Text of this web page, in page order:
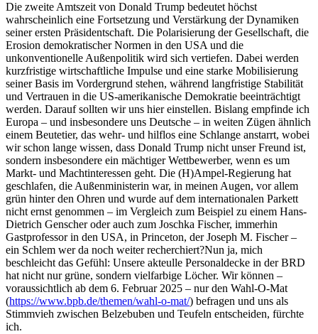
Die zweite Amtszeit von Donald Trump bedeutet höchst
wahrscheinlich eine Fortsetzung und Verstärkung der Dynamiken
seiner ersten Präsidentschaft. Die Polarisierung der Gesellschaft, die
Erosion demokratischer Normen in den USA und die
unkonventionelle Außenpolitik wird sich vertiefen. Dabei werden
kurzfristige wirtschaftliche Impulse und eine starke Mobilisierung
seiner Basis im Vordergrund stehen, während langfristige Stabilität
und Vertrauen in die US-amerikanische Demokratie beeinträchtigt
werden. Darauf sollten wir uns hier einstellen. Bislang empfinde ich
Europa – und insbesondere uns Deutsche – in weiten Zügen ähnlich
einem Beutetier, das wehr- und hilflos eine Schlange anstarrt, wobei
wir schon lange wissen, dass Donald Trump nicht unser Freund ist,
sondern insbesondere ein mächtiger Wettbewerber, wenn es um
Markt- und Machtinteressen geht. Die (H)Ampel-Regierung hat
geschlafen, die Außenministerin war, in meinen Augen, vor allem
grün hinter den Ohren und wurde auf dem internationalen Parkett
nicht ernst genommen – im Vergleich zum Beispiel zu einem Hans-
Dietrich Genscher oder auch zum Joschka Fischer, immerhin
Gastprofessor in den USA, in Princeton, der Joseph M. Fischer –
ein Schlem wer da noch weiter recherchiert?Nun ja, mich
beschleicht das Gefühl: Unsere akteulle Personaldecke in der BRD
hat nicht nur grüne, sondern vielfarbige Löcher. Wir können –
voraussichtlich ab dem 6. Februar 2025 – nur den Wahl-O-Mat
(https://www.bpb.de/themen/wahl-o-mat/) befragen und uns als
Stimmvieh zwischen Belzebuben und Teufeln entscheiden, fürchte
ich.